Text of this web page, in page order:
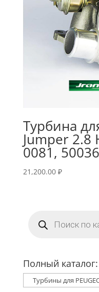
Турбина
Jumper 2.8
0081,
21,200.00 ₽
товаров
Полный каталог: